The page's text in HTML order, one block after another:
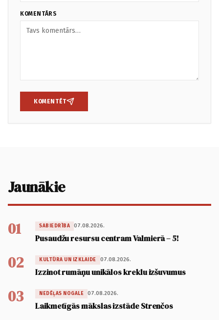
KOMENTĀRS
KOMENTĒT
Jaunākie
01 SABIEDRĪBA 07.08.2026.
Pusaudžu resursu centram Valmierā – 5!
02 KULTŪRA UN IZKLAIDE 07.08.2026.
Izzinot rumāņu unikālos kreklu izšuvumus
03 NEDĒĻAS NOGALE 07.08.2026.
Laikmetīgās mākslas izstāde Strenčos